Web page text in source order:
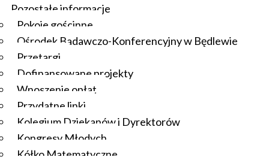
Pozostałe informacje
Pokoje gościnne
Ośrodek Badawczo-Konferencyjny w Będlewie
Przetargi
Dofinansowane projekty
Wnoszenie opłat
Przydatne linki
Kolegium Dziekanów i Dyrektorów
Kongresy Młodych
Kółko Matematyczne